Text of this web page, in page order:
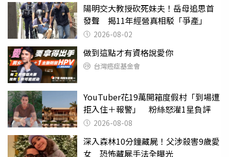
陽明交大教授砍死妹夫！岳母追思首
發聲 揭11年經營真相駁「爭產」
2026-08-02
做到這點才有資格說愛你
台灣癌症基金會
YouTuber花19萬開箱度假村「到場遭
拒入住＋報警」 粉絲怒灌1星負評
2026-08-08
深入森林10分鐘藏屍！父涉殺害9歲愛
女 恐怖藏屍手法全曝光